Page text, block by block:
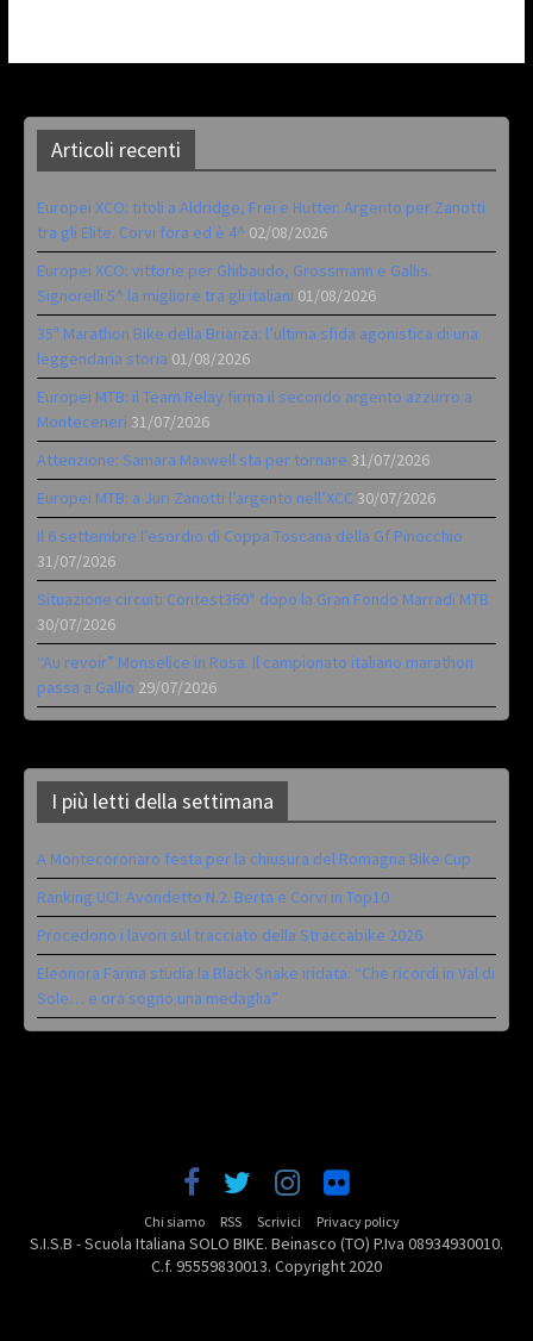
Articoli recenti
Europei XCO: titoli a Aldridge, Frei e Hutter. Argento per Zanotti
tra gli Elite. Corvi fora ed è 4^ 02/08/2026
Europei XCO: vittorie per Ghibaudo, Grossmann e Gallis.
Signorelli 5^ la migliore tra gli italiani 01/08/2026
35ª Marathon Bike della Brianza: l’ultima sfida agonistica di una
leggendaria storia 01/08/2026
Europei MTB: il Team Relay firma il secondo argento azzurro a
Monteceneri 31/07/2026
Attenzione: Samara Maxwell sta per tornare 31/07/2026
Europei MTB: a Juri Zanotti l’argento nell’XCC 30/07/2026
Il 6 settembre l’esordio di Coppa Toscana della Gf Pinocchio
31/07/2026
Situazione circuiti Contest360° dopo la Gran Fondo Marradi MTB
30/07/2026
“Au revoir” Monselice in Rosa. Il campionato italiano marathon
passa a Gallio 29/07/2026
I più letti della settimana
A Montecoronaro festa per la chiusura del Romagna Bike Cup
Ranking UCI: Avondetto N.2. Berta e Corvi in Top10
Procedono i lavori sul tracciato della Straccabike 2026
Eleonora Farina studia la Black Snake iridata: “Che ricordi in Val di
Sole… e ora sogno una medaglia”
Chi siamo RSS Scrivici Privacy policy
S.I.S.B - Scuola Italiana SOLO BIKE. Beinasco (TO) P.Iva 08934930010.
C.f. 95559830013. Copyright 2020